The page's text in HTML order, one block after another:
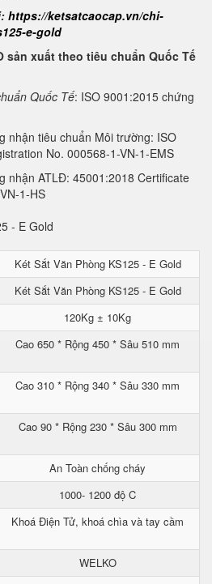
https://ketsatcaocap.vn/chi-
e-gold
sản xuất theo tiêu chuẩn Quốc Tế
Quốc Tế: ISO 9001:2015 chứng
nhận tiêu chuẩn Môi trường: ISO
No. 000568-1-VN-1-EMS
nhận ATLĐ: 45001:2018 Certificate
1-HS
Két Sắt Văn Phòng KS125 - E Gold
Két Sắt Văn Phòng KS125 - E Gold
120Kg ± 10Kg
Cao 650 * Rộng 450 * Sâu 510 mm
Cao 310 * Rộng 340 * Sâu 330 mm
Cao 90 * Rộng 230 * Sâu 300 mm
An Toàn chống cháy
1000- 1200 độ C
Khoá Điện Tử, khoá chìa và tay cầm
WELKO